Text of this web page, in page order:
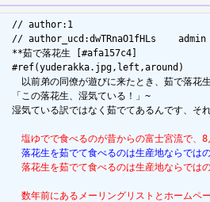
  // author:1
  // author_ucd:dwTRnaO1fHLs	admin
  **茹で落花生 [#afa157c4]
  #ref(yuderakka.jpg,left,around)
　以前弟の同僚が遊びに来たとき、茹で落花
  「この落花生、湿気ている！」~
湿気ている訳ではなく茹でてあるんです、そ
　塩ゆでで食べるのが昔からの富士宮流で、
　落花生を茹でて食べるのは生産地ならでは
　落花生を茹でて食べるのは生産地ならでは
　数年前にあるメーリングリストとホーム